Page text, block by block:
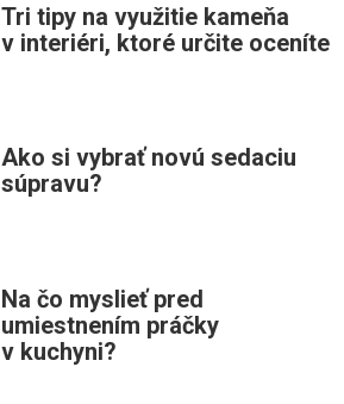
Tri tipy na využitie kameňa
v interiéri, ktoré určite oceníte
Ako si vybrať novú sedaciu
súpravu?
Na čo myslieť pred
umiestnením práčky
v kuchyni?